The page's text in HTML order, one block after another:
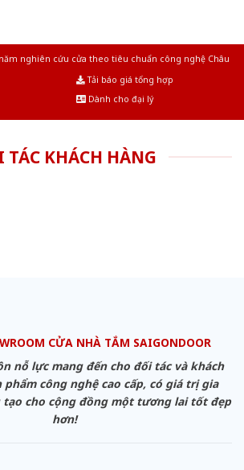
nghiên cứu cửa theo tiêu chuẩn công nghệ Châu
Tải báo giá tổng hợp
Dành cho đại lý
TÁC KHÁCH HÀNG
CỬA NHÀ TẮM SAIGONDOOR
nỗ lực mang đến cho đối tác và khách
công nghệ cao cấp, có giá trị gia
tạo cho cộng đồng một tương lai tốt đẹp
hơn!